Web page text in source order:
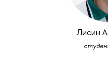
Лисин